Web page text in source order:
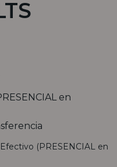
en
(PRESENCIAL en